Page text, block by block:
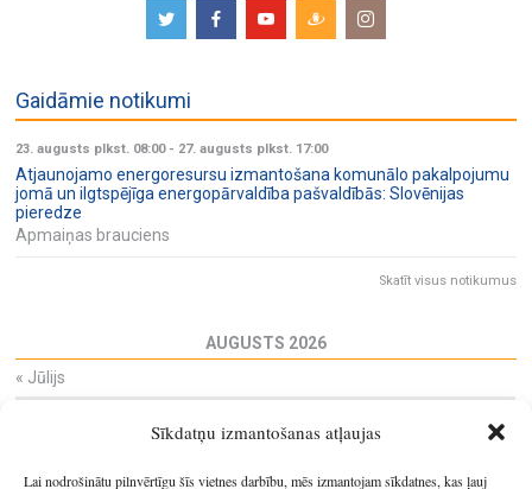
Sīkdatņu izmantošanas atļaujas
Lai nodrošinātu pilnvērtīgu šīs vietnes darbību, mēs izmantojam sīkdatnes, kas ļauj
Gaidāmie notikumi
23. augusts plkst. 08:00- 27. augusts plkst. 17:00
Atjaunojamo energoresursu izmantošana komunālo pakalpojumu
jomā un ilgtspējīga energopārvaldība pašvaldībās: Slovēnijas
pieredze
Apmaiņas brauciens
Skatīt visus notikumus
AUGUSTS 2026
« Jūlijs
29 30 31 1